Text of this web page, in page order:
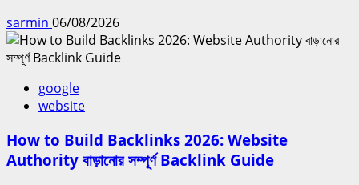
sarmin 06/08/2026
google
website
How to Build Backlinks 2026: Website
Authority বাড়ানোর সম্পূর্ণ Backlink Guide